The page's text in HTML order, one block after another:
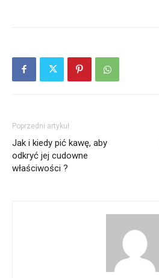
Poprzedni artykuł
Jak i kiedy pić kawę, aby
odkryć jej cudowne
właściwości ?